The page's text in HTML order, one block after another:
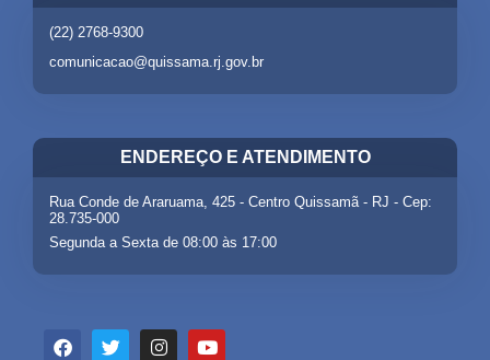
(22) 2768-9300
comunicacao@quissama.rj.gov.br
ENDEREÇO E ATENDIMENTO
Rua Conde de Araruama, 425 - Centro Quissamã - RJ - Cep:
28.735-000
Segunda a Sexta de 08:00 às 17:00